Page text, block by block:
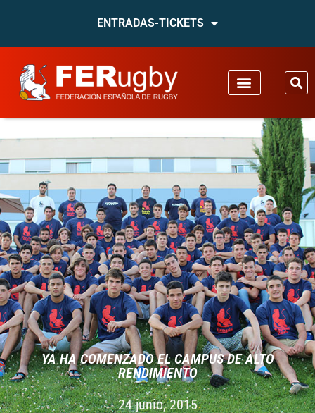
ENTRADAS-TICKETS
YA HA COMENZADO EL CAMPUS DE ALTO
RENDIMIENTO
24 junio, 2015